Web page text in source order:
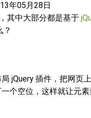
年05月28日
其中大部分都是基于
？
jQuery 插件，把网页
个空位，这样就让元